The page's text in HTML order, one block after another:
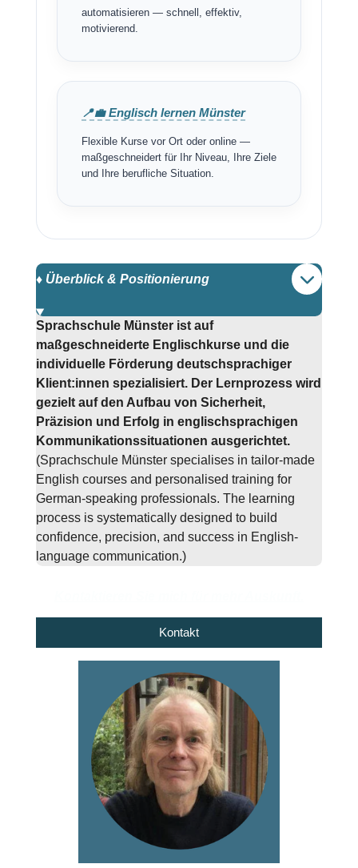
automatisieren — schnell, effektiv,
motivierend.
📍💼 Englisch lernen Münster
Flexible Kurse vor Ort oder online —
maßgeschneidert für Ihr Niveau, Ihre Ziele
und Ihre berufliche Situation.
♦️ Überblick & Positionierung
Sprachschule Münster ist auf
maßgeschneiderte Englischkurse und die
individuelle Förderung deutschsprachiger
Klient:innen spezialisiert. Der Lernprozess wird
gezielt auf den Aufbau von Sicherheit,
Präzision und Erfolg in englischsprachigen
Kommunikationssituationen ausgerichtet.
(Sprachschule Münster specialises in tailor-made
English courses and personalised training for
German-speaking professionals. The learning
process is systematically designed to build
confidence, precision, and success in English-
language communication.)
Kontakt